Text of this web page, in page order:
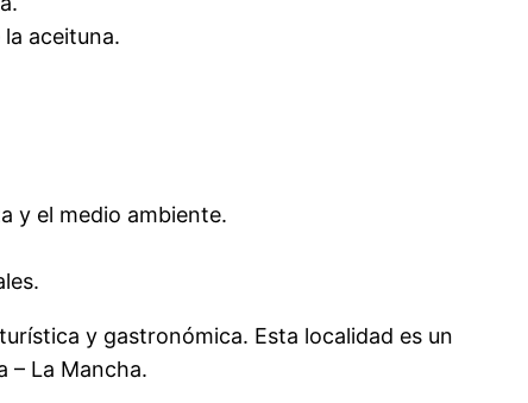
aceituna.
y el medio ambiente.
y gastronómica. Esta localidad es un
– La Mancha.